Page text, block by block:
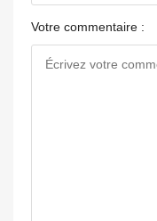
Votre commentaire :